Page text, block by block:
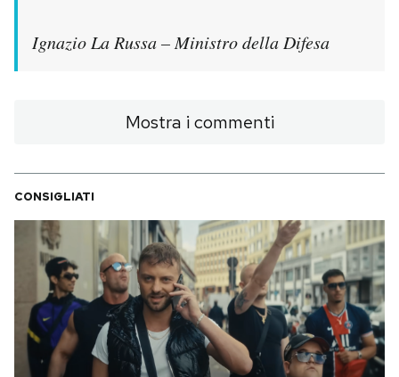
Ignazio La Russa – Ministro della Difesa
Mostra i commenti
CONSIGLIATI